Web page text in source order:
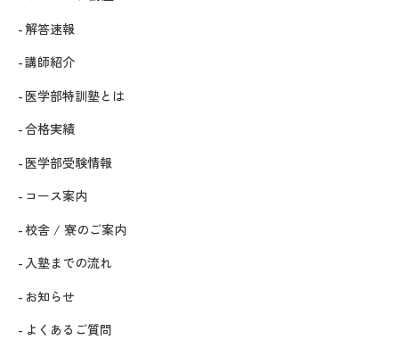
解答速報
講師紹介
医学部特訓塾とは
合格実績
医学部受験情報
コース案内
校舎 / 寮のご案内
入塾までの流れ
お知らせ
よくあるご質問